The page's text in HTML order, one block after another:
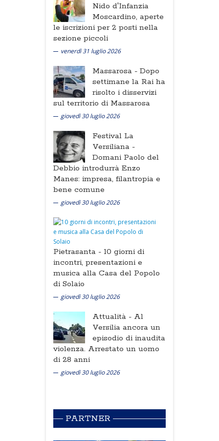
Nido d'Infanzia
Moscardino, aperte
le iscrizioni per 2 posti nella
sezione piccoli
venerdì 31 luglio 2026
Massarosa - Dopo
settimane la Rai ha
risolto i disservizi
sul territorio di Massarosa
giovedì 30 luglio 2026
Festival La
Versiliana -
Domani Paolo del
Debbio introdurrà Enzo
Manes: impresa, filantropia e
bene comune
giovedì 30 luglio 2026
Pietrasanta - 10 giorni di
incontri, presentazioni e
musica alla Casa del Popolo
di Solaio
giovedì 30 luglio 2026
Attualità - Al
Versilia ancora un
episodio di inaudita
violenza. Arrestato un uomo
di 28 anni
giovedì 30 luglio 2026
PARTNER